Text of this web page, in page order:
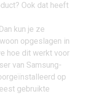
Ook dat heeft
kun je ze
opgeslagen in
hoe dit werkt voor
van Samsung-
op
gebruikte